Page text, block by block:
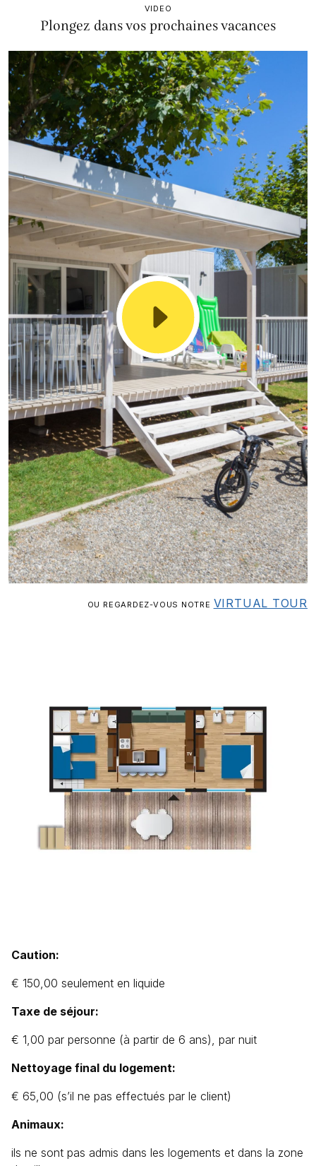
VIDEO
Plongez dans vos prochaines vacances
OU REGARDEZ-VOUS NOTRE VIRTUAL TOUR
Caution:
€ 150,00 seulement en liquide
Taxe de séjour:
€ 1,00 par personne (à partir de 6 ans), par nuit
Nettoyage final du logement:
€ 65,00 (s’il ne pas effectués par le client)
Animaux:
ils ne sont pas admis dans les logements et dans la zone